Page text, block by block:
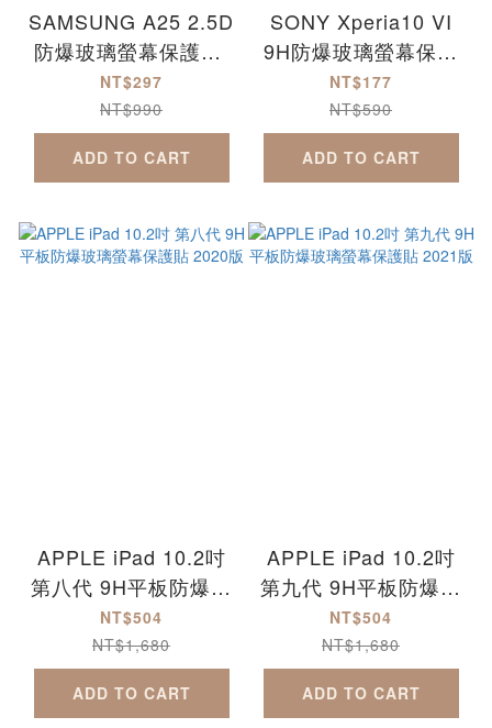
SAMSUNG A25 2.5D
防爆玻璃螢幕保護貼-
滿版
NT$297
NT$990
ADD TO CART
SONY Xperia10 VI
9H防爆玻璃螢幕保護
貼-MQG Xperia10VI
NT$177
NT$590
ADD TO CART
APPLE iPad 10.2吋
第八代 9H平板防爆玻
璃螢幕保護貼 2020版
NT$504
NT$1,680
ADD TO CART
APPLE iPad 10.2吋
第九代 9H平板防爆玻
璃螢幕保護貼 2021版
NT$504
NT$1,680
ADD TO CART